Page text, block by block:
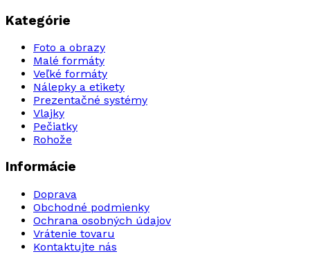
Kategórie
Foto a obrazy
Malé formáty
Veľké formáty
Nálepky a etikety
Prezentačné systémy
Vlajky
Pečiatky
Rohože
Informácie
Doprava
Obchodné podmienky
Ochrana osobných údajov
Vrátenie tovaru
Kontaktujte nás